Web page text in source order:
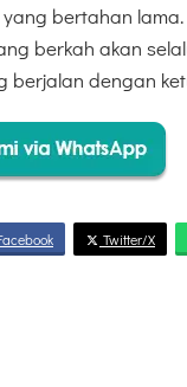
bertahan
berkah akan
berjalan dengan
Twitter/X